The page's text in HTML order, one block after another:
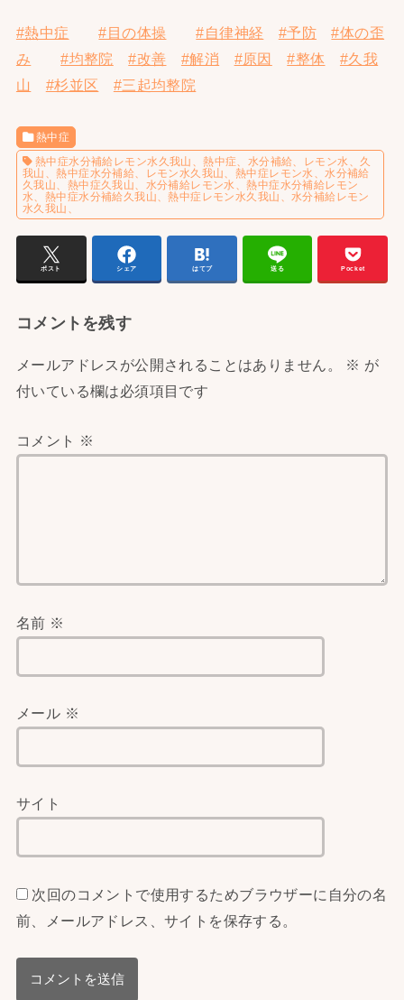
#熱中症 #目の体操 #自律神経 #予防
#体の歪
み
#均整院 #改善 #解消 #原因 #整体
#久我
山
#杉並区 #三起均整院
熱中症
熱中症水分補給レモン水久我山、熱中症、水分補給、レモン水、久
我山、熱中症水分補給、レモン水久我山、熱中症レモン水、水分補給
久我山、熱中症久我山、水分補給レモン水、熱中症水分補給レモン
水、熱中症水分補給久我山、熱中症レモン水久我山、水分補給レモン
水久我山、
ポスト シェア はてブ 送る Pocket
コメントを残す
メールアドレスが公開されることはありません。 ※ が
付いている欄は必須項目です
コメント ※
名前 ※
メール ※
サイト
次回のコメントで使用するためブラウザーに自分の名
前、メールアドレス、サイトを保存する。